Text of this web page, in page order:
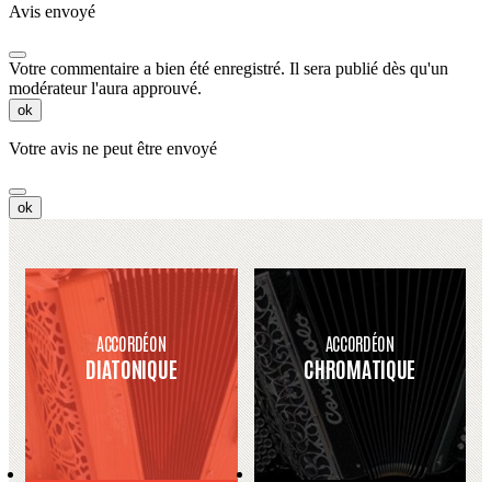
Avis envoyé
Votre commentaire a bien été enregistré. Il sera publié dès qu'un
modérateur l'aura approuvé.
ok
Votre avis ne peut être envoyé
ok
ACCORDÉON
DIATONIQUE
ACCORDÉON
CHROMATIQUE